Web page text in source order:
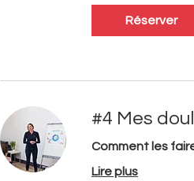
Réserver
#4 Mes
Comment les
Lire plus